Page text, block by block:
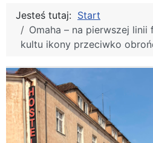
Jesteś tutaj: Start
Omaha – na pierwszej
kultu ikony przeciwko